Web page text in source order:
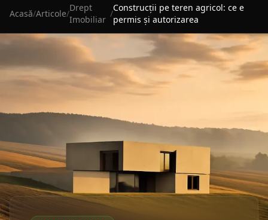
Acasă/Articole/
Drept
Imobiliar
/
Construcții pe teren agricol: ce e
permis și autorizarea